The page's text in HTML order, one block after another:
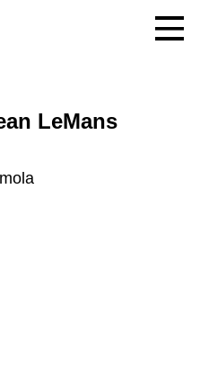
LeMans